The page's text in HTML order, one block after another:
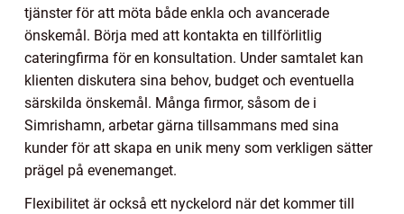
tjänster för att möta både enkla och avancerade
önskemål. Börja med att kontakta en tillförlitlig
cateringfirma för en konsultation. Under samtalet kan
klienten diskutera sina behov, budget och eventuella
särskilda önskemål. Många firmor, såsom de i
Simrishamn, arbetar gärna tillsammans med sina
kunder för att skapa en unik meny som verkligen sätter
prägel på evenemanget.
Flexibilitet är också ett nyckelord när det kommer till